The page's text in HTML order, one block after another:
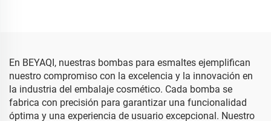
productos de cuidado
personal
cuidado de la piel,
fabricante OEM
En BEYAQI, nuestras bombas para esmaltes ejemplifican
nuestro compromiso con la excelencia y la innovación en
la industria del embalaje cosmético. Cada bomba se
fabrica con precisión para garantizar una funcionalidad
óptima y una experiencia de usuario excepcional. Nuestro